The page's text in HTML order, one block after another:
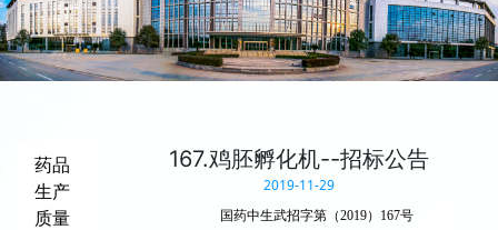
药品
生产
质量
167.鸡胚孵化机--招标公告
2019-11-29
国药中生武招字第（2019）167号